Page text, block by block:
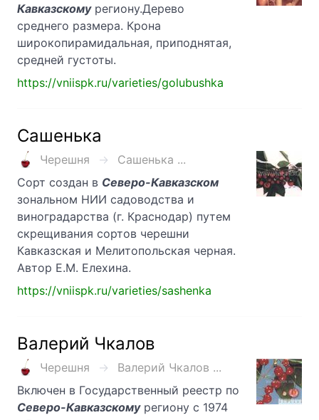
Кавказскомурегиону.Дерево
среднего размера. Крона
широкопирамидальная, приподнятая,
средней густоты.
https://vniispk.ru/varieties/golubushka
Сашенька
Черешня
Сашенька ...
Сорт создан в Северо-Кавказском
зональном НИИ садоводства и
виноградарства (г. Краснодар) путем
скрещивания сортов черешни
Кавказская и Мелитопольская черная.
Автор Е.М. Елехина.
https://vniispk.ru/varieties/sashenka
Валерий Чкалов
Черешня
Валерий Чкалов ...
Включен в Государственный реестр по
Северо-Кавказскомурегиону с 1974